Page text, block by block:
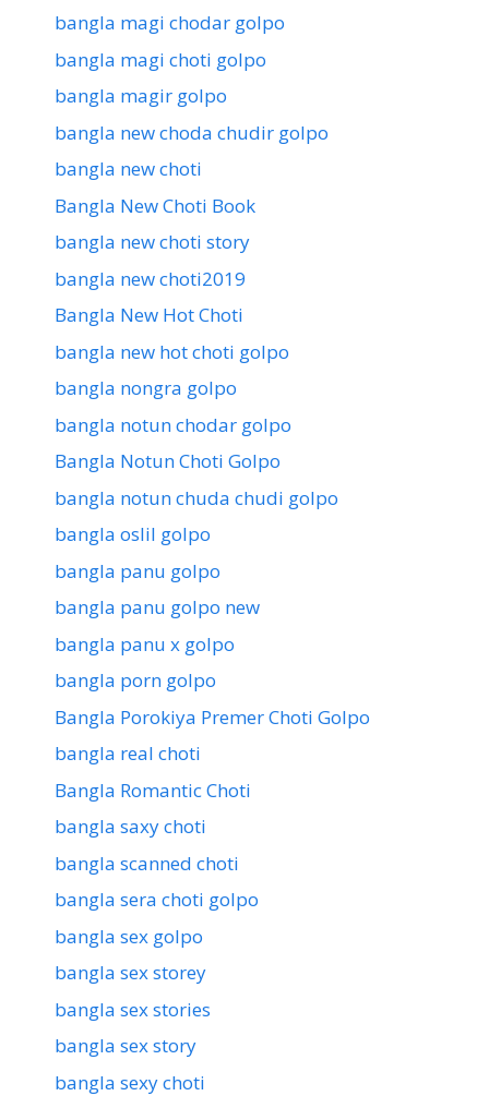
bangla magi chodar golpo
bangla magi choti golpo
bangla magir golpo
bangla new choda chudir golpo
bangla new choti
Bangla New Choti Book
bangla new choti story
bangla new choti2019
Bangla New Hot Choti
bangla new hot choti golpo
bangla nongra golpo
bangla notun chodar golpo
Bangla Notun Choti Golpo
bangla notun chuda chudi golpo
bangla oslil golpo
bangla panu golpo
bangla panu golpo new
bangla panu x golpo
bangla porn golpo
Bangla Porokiya Premer Choti Golpo
bangla real choti
Bangla Romantic Choti
bangla saxy choti
bangla scanned choti
bangla sera choti golpo
bangla sex golpo
bangla sex storey
bangla sex stories
bangla sex story
bangla sexy choti